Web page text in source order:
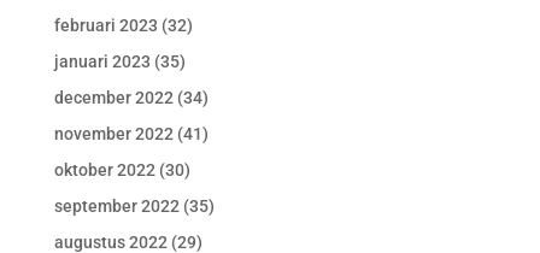
februari 2023 (32)
januari 2023 (35)
december 2022 (34)
november 2022 (41)
oktober 2022 (30)
september 2022 (35)
augustus 2022 (29)